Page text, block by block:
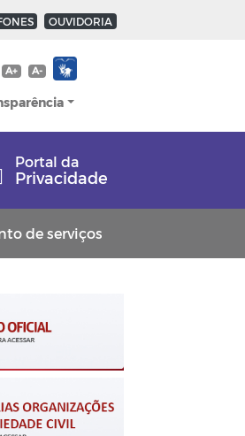
OUVIDORIA
A+ A-
Portal da
Privacidade
de serviços